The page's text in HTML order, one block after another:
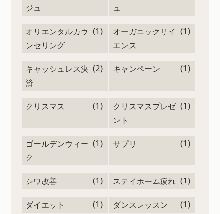
ジュ
ュ
オリエンタルカウ
ンセリング
(1)
オーガニックサイ
エンス
(1)
キャッシュレス決
済
(2) キャンペーン (1)
クリスマス (1)
クリスマスプレゼ
ント
(1)
ゴールデンウィー
ク
(1) サプリ (1)
シワ改善 (1) ステイホーム疲れ (1)
ダイエット (1) ダンスレッスン (1)